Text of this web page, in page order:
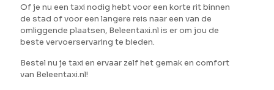
Of je nu een taxi nodig hebt voor een korte rit binnen
de stad of voor een langere reis naar een van de
omliggende plaatsen, Beleentaxi.nl is er om jou de
beste vervoerservaring te bieden.
Bestel nu je taxi en ervaar zelf het gemak en comfort
van Beleentaxi.nl!